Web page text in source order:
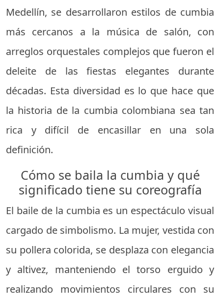
Medellín, se desarrollaron estilos de cumbia
más cercanos a la música de salón, con
arreglos orquestales complejos que fueron el
deleite de las fiestas elegantes durante
décadas. Esta diversidad es lo que hace que
la historia de la cumbia colombiana sea tan
rica y difícil de encasillar en una sola
definición.
Cómo se baila la cumbia y qué
significado tiene su coreografía
El baile de la cumbia es un espectáculo visual
cargado de simbolismo. La mujer, vestida con
su pollera colorida, se desplaza con elegancia
y altivez, manteniendo el torso erguido y
realizando movimientos circulares con su